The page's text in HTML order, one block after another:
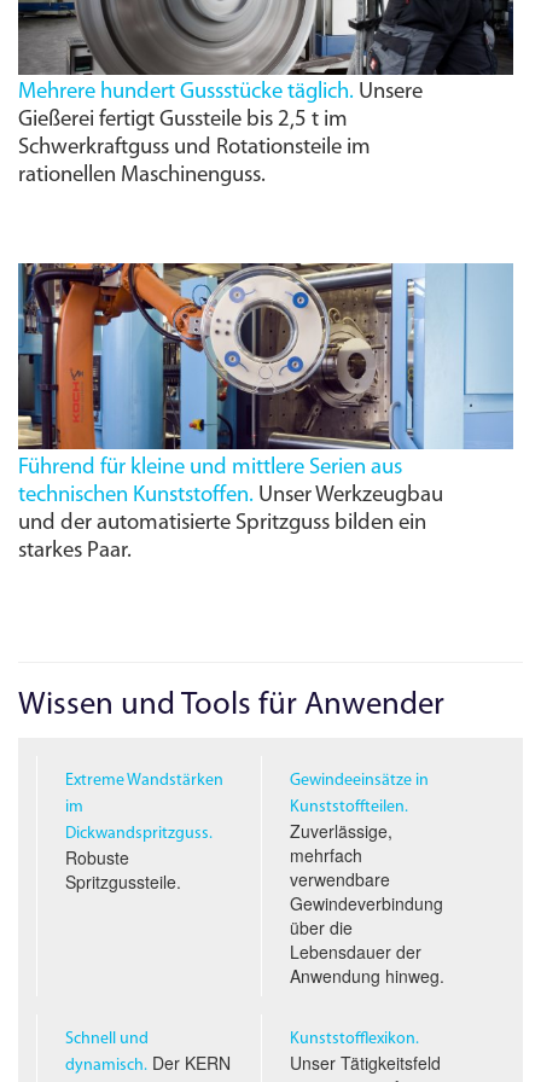
Mehrere hundert Gussstücke täglich. Unsere
Gießerei fertigt Gussteile bis 2,5 t im
Schwerkraftguss und Rotationsteile im
rationellen Maschinenguss.
Führend für kleine und mittlere Serien aus
technischen Kunststoffen. Unser Werkzeugbau
und der automatisierte Spritzguss bilden ein
starkes Paar.
Wissen und Tools für Anwender
Extreme Wandstärken
im
Dickwandspritzguss.
Robuste
Spritzgussteile.
Gewindeeinsätze in
Kunststoffteilen.
Zuverlässige,
mehrfach
verwendbare
Gewindeverbindung
über die
Lebensdauer der
Anwendung hinweg.
Schnell und
dynamisch.Der KERN
Kunststofflexikon.
Unser Tätigkeitsfeld